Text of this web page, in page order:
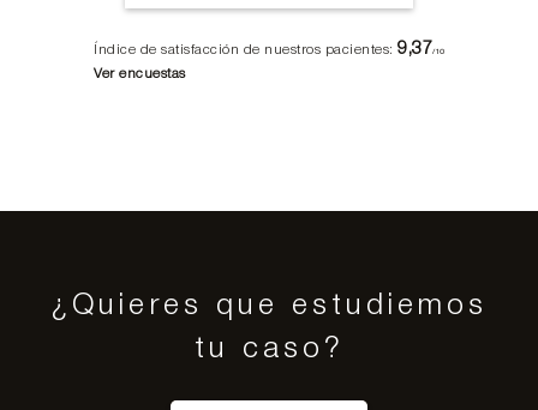
Índice de satisfacción de nuestros pacientes:9,37/10
Ver encuestas
¿Quieres que estudiemos
tu caso?